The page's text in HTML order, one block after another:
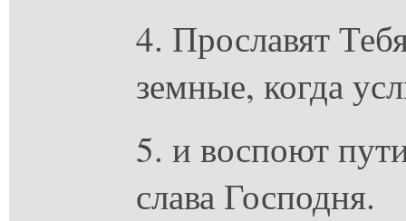
4. Прославят
земные, когда
5. и воспоют
слава Господня.